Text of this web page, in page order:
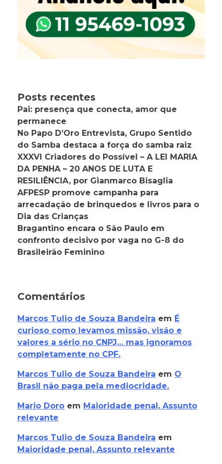
Posts recentes
Pai: presença que conecta, amor que
permanece
No Papo D’Oro Entrevista, Grupo Sentido
do Samba destaca a força do samba raiz
XXXVI Criadores do Possível – A LEI MARIA
DA PENHA – 20 ANOS DE LUTA E
RESILIÊNCIA, por Gianmarco Bisaglia
AFPESP promove campanha para
arrecadação de brinquedos e livros para o
Dia das Crianças
Bragantino encara o São Paulo em
confronto decisivo por vaga no G-8 do
Brasileirão Feminino
Comentários
Marcos Tulio de Souza Bandeira em É
curioso como levamos missão, visão e
valores a sério no CNPJ… mas ignoramos
completamente no CPF.
Marcos Tulio de Souza Bandeira em O
Brasil não paga pela mediocridade.
Mario Doro em Maioridade penal, Assunto
relevante
Marcos Tulio de Souza Bandeira em
Maioridade penal, Assunto relevante